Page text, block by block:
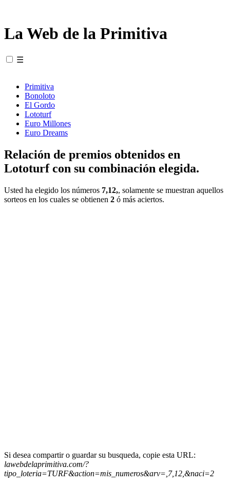
La Web de la Primitiva
☰
Primitiva
Bonoloto
El Gordo
Lototurf
Euro Millones
Euro Dreams
Relación de premios obtenidos en
Lototurf con su combinación elegida.
Usted ha elegido los números 7,12,, solamente se muestran aquellos
sorteos en los cuales se obtienen 2 ó más aciertos.
Si desea compartir o guardar su busqueda, copie esta URL:
lawebdelaprimitiva.com/?
tipo_loteria=TURF&action=mis_numeros&arv=,7,12,&naci=2